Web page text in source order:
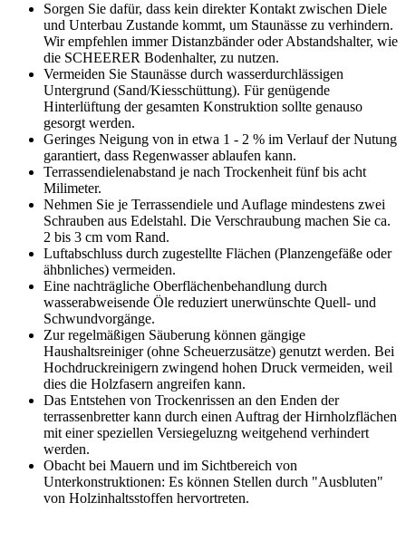
Sorgen Sie dafür, dass kein direkter Kontakt zwischen Diele
und Unterbau Zustande kommt, um Staunässe zu verhindern.
Wir empfehlen immer Distanzbänder oder Abstandshalter, wie
die SCHEERER Bodenhalter, zu nutzen.
Vermeiden Sie Staunässe durch wasserdurchlässigen
Untergrund (Sand/Kiesschüttung). Für genügende
Hinterlüftung der gesamten Konstruktion sollte genauso
gesorgt werden.
Geringes Neigung von in etwa 1 - 2 % im Verlauf der Nutung
garantiert, dass Regenwasser ablaufen kann.
Terrassendielenabstand je nach Trockenheit fünf bis acht
Milimeter.
Nehmen Sie je Terrassendiele und Auflage mindestens zwei
Schrauben aus Edelstahl. Die Verschraubung machen Sie ca.
2 bis 3 cm vom Rand.
Luftabschluss durch zugestellte Flächen (Planzengefäße oder
ähbnliches) vermeiden.
Eine nachträgliche Oberflächenbehandlung durch
wasserabweisende Öle reduziert unerwünschte Quell- und
Schwundvorgänge.
Zur regelmäßigen Säuberung können gängige
Haushaltsreiniger (ohne Scheuerzusätze) genutzt werden. Bei
Hochdruckreinigern zwingend hohen Druck vermeiden, weil
dies die Holzfasern angreifen kann.
Das Entstehen von Trockenrissen an den Enden der
terrassenbretter kann durch einen Auftrag der Hirnholzflächen
mit einer speziellen Versiegeluzng weitgehend verhindert
werden.
Obacht bei Mauern und im Sichtbereich von
Unterkonstruktionen: Es können Stellen durch "Ausbluten"
von Holzinhaltsstoffen hervortreten.